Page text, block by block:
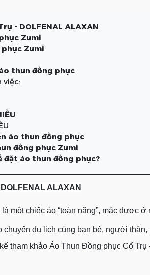
- DOLFENAL ALAXAN
Zumi
Zumi
thun đồng phục
việc:
áo thun đồng phục
đồng phục Zumi
đặt áo thun đồng phục?
DOLFENAL ALAXAN
một chiếc áo “toàn năng”, mặc được
chuyến du lịch cùng bạn bè, người thân,
tham khảo Áo Thun Đồng phục Cổ Trụ